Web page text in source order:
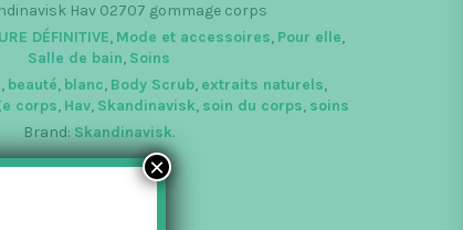
Hav 02707 gommage corps
DÉFINITIVE, Mode et accessoires, Pour elle,
Salle de bain, Soins
, beauté, blanc, Body Scrub, extraits naturels,
corps, Hav, Skandinavisk, soin du corps, soins
Brand: Skandinavisk.
×